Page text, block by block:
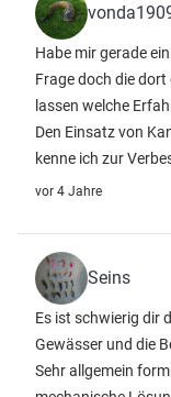
Habe mir gerade
Frage doch die
lassen welche
Den Einsatz von
kenne ich zur
vor 4 Jahre
Seins
Es ist schwierig dir
Gewässer und die
Sehr allgemein